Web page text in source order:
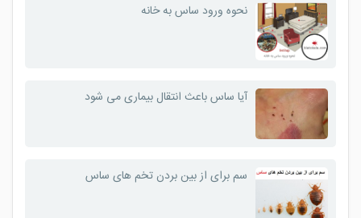
نحوه ورود ساس به خانه
آیا ساس باعث انتقال بیماری می شود
سم برای از بین بردن تخم های ساس